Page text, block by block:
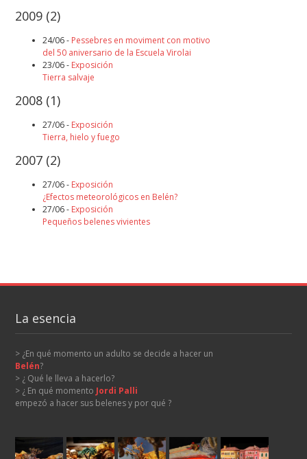
2009 (2)
24/06 - Pessebres en moviment con motivo
del 50 aniversario de la Escuela Virolai
23/06 - Exposición
Tierra salvaje
2008 (1)
27/06 - Exposición
Tierra, hielo y fuego
2007 (2)
27/06 - Exposición
¿Efectos meteorológicos en Belén?
27/06 - Exposición
Pequeños belenes vivientes
La esencia
> ¿En qué momento un adulto se decide a hacer un
Belén?
> ¿ Qué le lleva a hacerlo?
> ¿ En qué momento Jordi Palli
empezó a hacer sus belenes y por qué ?